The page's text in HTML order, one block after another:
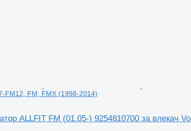
FM12, FM, FMX (1998-2014)
ALLFIT FM (01.05-) 9254810700 за влекач